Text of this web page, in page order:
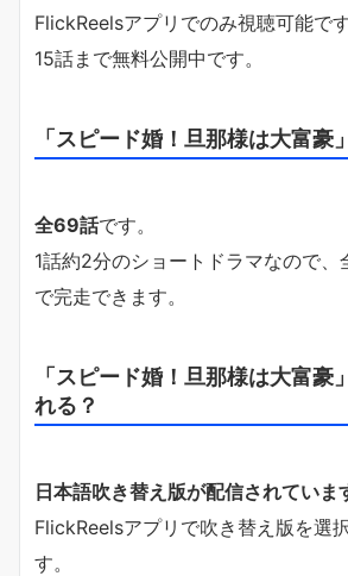
FlickReelsアプリでのみ視聴可能で
15話まで無料公開中です。
「スピード婚！旦那様は大富豪
全69話です。
1話約2分のショートドラマなので、
で完走できます。
「スピード婚！旦那様は大富豪
れる？
日本語吹き替え版が配信されていま
FlickReelsアプリで吹き替え版を選
す。